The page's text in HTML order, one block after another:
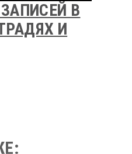
В
И